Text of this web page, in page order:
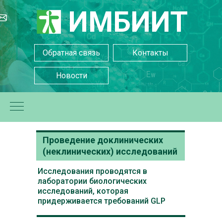
+7(499) 252-24-22
+7(499) 255-13-95
Обратная связь
ИМБИИТ
Контакты
Новости
Проведение доклинических
(неклинических) исследований
Исследования проводятся в
лаборатории биологических
исследований, которая
придерживается требований GLP